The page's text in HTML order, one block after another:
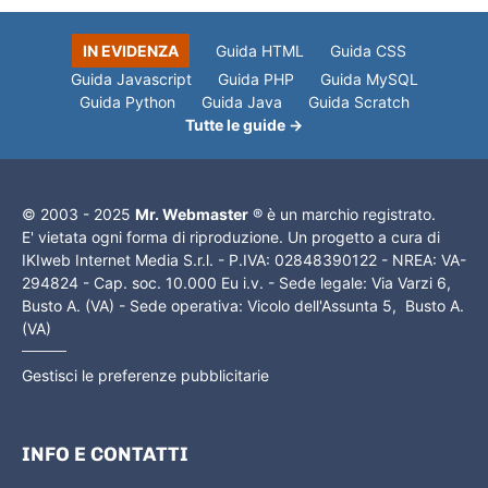
IN EVIDENZA Guida HTML
Guida CSS
Guida Javascript
Guida PHP
Guida MySQL
Guida Python
Guida Java
Guida Scratch
Tutte le guide →
© 2003 - 2025 Mr. Webmaster ® è un marchio registrato.
E' vietata ogni forma di riproduzione. Un progetto a cura di
IKIweb Internet Media S.r.l. - P.IVA: 02848390122 - NREA: VA-
294824 - Cap. soc. 10.000 Eu i.v. - Sede legale: Via Varzi 6,
Busto A. (VA) - Sede operativa: Vicolo dell'Assunta 5, Busto A.
(VA)
Gestisci le preferenze pubblicitarie
INFO E CONTATTI